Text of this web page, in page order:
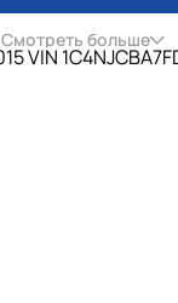
Смотреть больше